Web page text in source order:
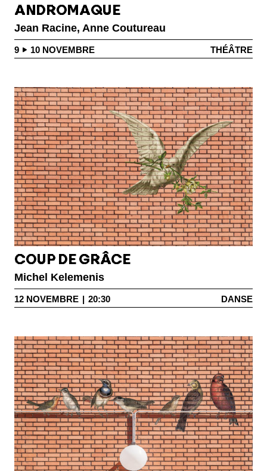
ANDROMAQUE
Jean Racine, Anne Coutureau
9 10 NOVEMBRE THÉÂTRE
COUP DE GRÂCE
Michel Kelemenis
12 NOVEMBRE | 20:30 DANSE